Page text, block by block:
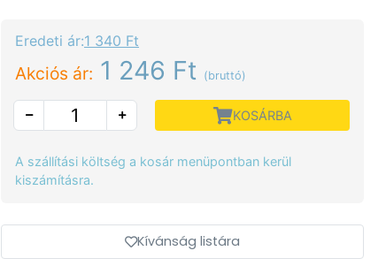
Eredeti ár:1 340 Ft
Akciós ár: 1 246 Ft (bruttó)
KOSÁRBA
A szállítási költség a kosár menüpontban kerül
kiszámításra.
Kívánság listára